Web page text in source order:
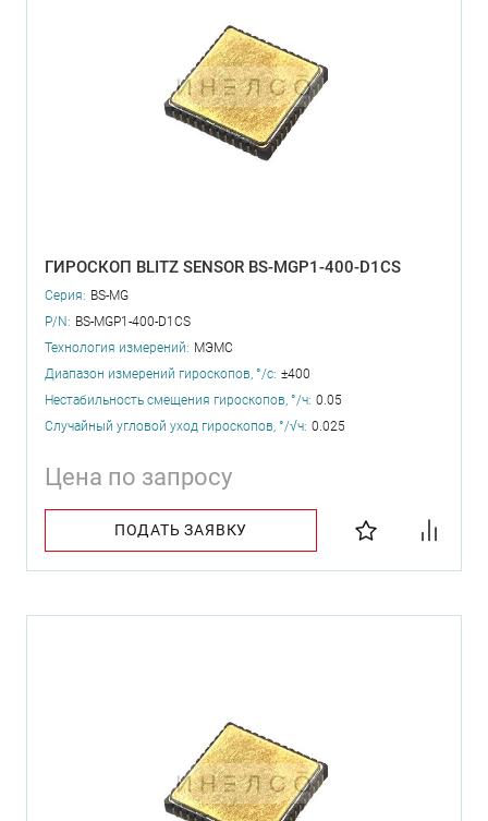
ГИРОСКОП BLITZ SENSOR BS-MGP1-400-D1CS
Серия: BS-MG
P/N: BS-MGP1-400-D1CS
Технология измерений: МЭМС
Диапазон измерений гироскопов, °/с: ±400
Нестабильность смещения гироскопов, °/ч: 0.05
Случайный угловой уход гироскопов, °/√ч: 0.025
Цена по запросу
ПОДАТЬ ЗАЯВКУ